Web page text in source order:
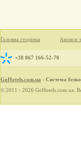
Головна сторінка Анонси
+38 067 166-52-70
GoHotels.com.ua - Система
© 2011 - 2026 GoHotels.com.ua.